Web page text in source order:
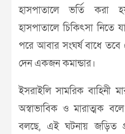
হাসপাতালে ভর্তি করা
হাসপাতালে চিকিৎসা নিতে
পরে আবার সংঘর্ষ বাধে তবে
দেন একজন কমান্ডার।
ইসরাইলি সামরিক বাহিনী
অস্বাভাবিক ও মারাত্মক
বলছে, এই ঘটনায় জড়িত